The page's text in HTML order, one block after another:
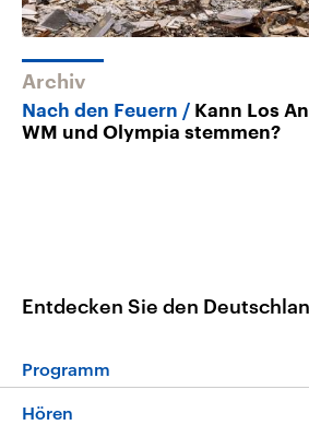
Archiv
Nach den Feuern
Kann Los
WM und Olympia stemmen?
Entdecken Sie den
Programm
Programm
Hören